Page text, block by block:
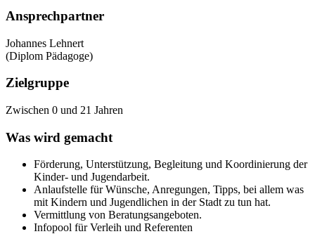
Ansprechpartner
Johannes Lehnert
(Diplom Pädagoge)
Zielgruppe
Zwischen 0 und 21 Jahren
Was wird gemacht
Förderung, Unterstützung, Begleitung und Koordinierung der
Kinder- und Jugendarbeit.
Anlaufstelle für Wünsche, Anregungen, Tipps, bei allem was
mit Kindern und Jugendlichen in der Stadt zu tun hat.
Vermittlung von Beratungsangeboten.
Infopool für Verleih und Referenten